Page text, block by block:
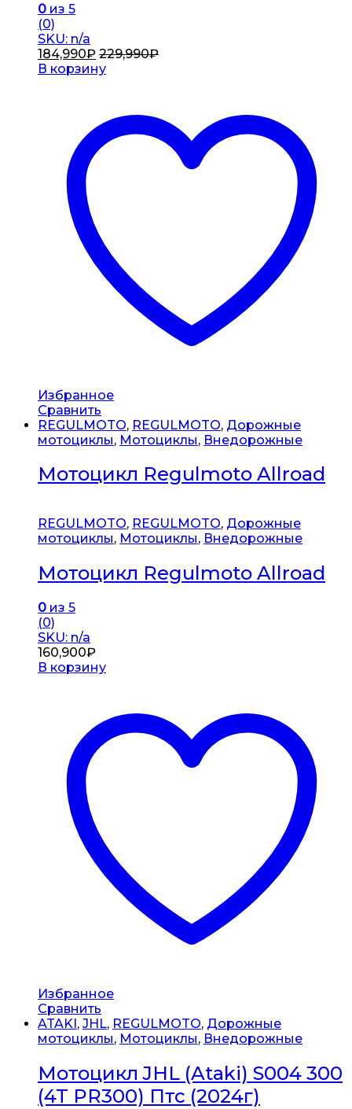
0 из 5
(0)
SKU: n/a
184,990₽ 229,990₽
В корзину
Избранное
Сравнить
REGULMOTO, REGULMOTO, Дорожные
мотоциклы, Мотоциклы, Внедорожные
Мотоцикл Regulmoto Allroad
REGULMOTO, REGULMOTO, Дорожные
мотоциклы, Мотоциклы, Внедорожные
Мотоцикл Regulmoto Allroad
0 из 5
(0)
SKU: n/a
160,900₽
В корзину
Избранное
Сравнить
ATAKI , JHL, REGULMOTO, Дорожные
мотоциклы, Мотоциклы, Внедорожные
Мотоцикл JHL (Ataki) S004 300
(4T PR300) Птс (2024г)